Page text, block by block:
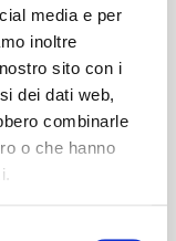
media e per
inoltre
sito con i
dei dati web,
combinarle
o che hanno